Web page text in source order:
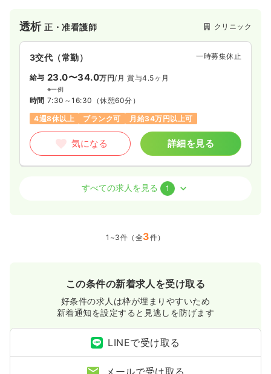
る職場環境作りに取り組んでおります。
透析正・准看護師 クリニック
3交代（常勤） 一時募集休止
給与 23.0〜34.0万円/月 賞与4.5ヶ月
※一例
時間 7:30～16:30 （休憩60分）
4週8休以上
ブランク可 月給34万円以上可
気になる 詳細を見る
正・准看護師
万円/月 賞与4.5ヶ月
気になる 詳細を見る
すべての求人を見る 1
1~3件（全3件）
この条件の新着求人を受け取る
好条件の求人は枠が埋まりやすいため
新着通知を設定すると見逃しを防げます
LINEで受け取る